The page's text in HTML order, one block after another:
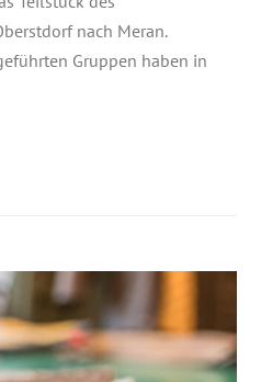
nach Meran.
Gruppen haben in